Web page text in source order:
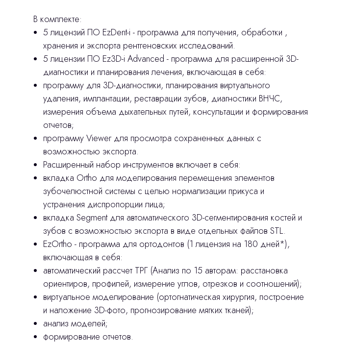
В комплекте:
5 лицензий ПО EzDent-i - программа для получения, обработки ,
хранения и экспорта рентгеновских исследований.
5 лицензии ПО Ez3D-i Advanced - программа для расширенной 3D-
диагностики и планирования лечения, включающая в себя:
программу для 3D-диагностики, планирования виртуального
удаления, имплантации, реставрации зубов, диагностики ВНЧС,
измерения объема дыхательных путей, консультации и формирования
отчетов;
программу Viewer для просмотра сохраненных данных с
возможностью экспорта.
Расширенный набор инструментов включает в себя:
вкладка Ortho для моделирования перемещения элементов
зубочелюстной системы с целью нормализации прикуса и
устранения диспропорции лица;
вкладка Segment для автоматического 3D-сегментирования костей и
зубов с возможностью экспорта в виде отдельных файлов STL.
EzOrtho - программа для ортодонтов (1 лицензия на 180 дней*),
включающая в себя:
автоматический рассчет ТРГ (Анализ по 15 авторам: расстановка
ориентиров, профилей, измерение углов, отрезков и соотношений);
виртуальное моделирование (ортогнатическая хирургия, построение
и наложение 3D-фото, прогнозирование мягких тканей);
анализ моделей;
формирование отчетов.